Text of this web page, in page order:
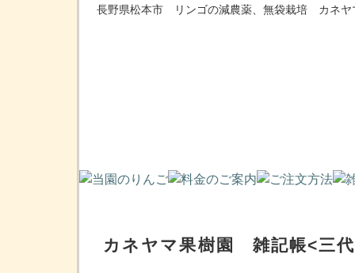
長野県松本市 リンゴの減農薬、無袋栽培 カネヤ
カネヤマ果樹園 雑記帳<三